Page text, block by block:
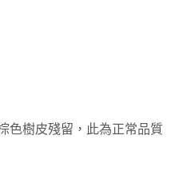
色樹皮殘留，此為正常品質